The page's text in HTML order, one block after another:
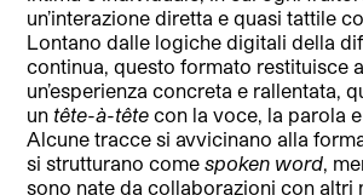
un’interazione diretta e quasi tattile
Lontano dalle logiche digitali della
continua, questo formato restituisce
un’esperienza concreta e rallentata,
un tête-à-tête con la voce, la parola
Alcune tracce si avvicinano alla
si strutturano comespoken word,
sono nate da collaborazioni con altri